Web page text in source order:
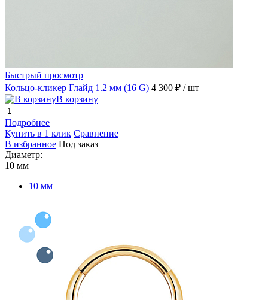
Быстрый просмотр
Кольцо-кликер Глайд 1.2 мм (16 G) 4 300 ₽ / шт
В корзину
Подробнее
Купить в 1 клик Сравнение
В избранное Под заказ
Диаметр:
10 мм
10 мм